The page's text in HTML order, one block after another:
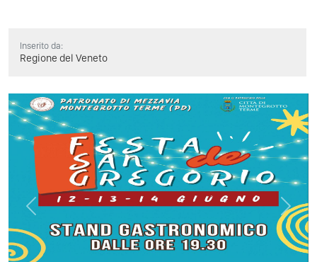
Inserito da:
Regione del Veneto
Previous Next